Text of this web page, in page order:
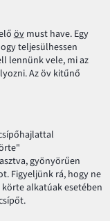
övmust have. Egy
teljesülhessen
lennünk vele, mi az
Az öv kitűnő
gyönyörűen
Figyeljünk rá, hogy ne
alkatúak esetében